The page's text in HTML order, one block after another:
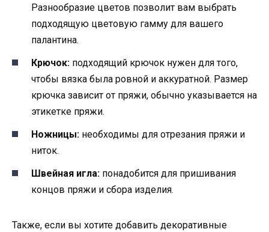
Разнообразие цветов позволит вам выбрать
подходящую цветовую гамму для вашего
палантина.
Крючок: подходящий крючок нужен для того,
чтобы вязка была ровной и аккуратной. Размер
крючка зависит от пряжи, обычно указывается на
этикетке пряжи.
Ножницы: необходимы для отрезания пряжи и
ниток.
Швейная игла: понадобится для пришивания
концов пряжи и сбора изделия.
Также, если вы хотите добавить декоративные